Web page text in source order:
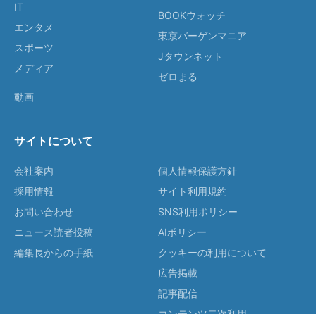
IT
エンタメ
スポーツ
メディア
動画
BOOKウォッチ
東京バーゲンマニア
Jタウンネット
ゼロまる
サイトについて
会社案内
採用情報
お問い合わせ
ニュース読者投稿
編集長からの手紙
個人情報保護方針
サイト利用規約
SNS利用ポリシー
AIポリシー
クッキーの利用について
広告掲載
記事配信